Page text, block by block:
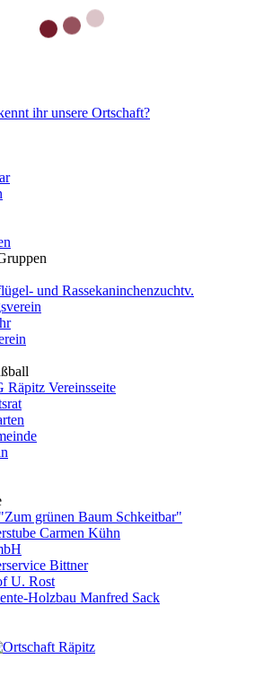
ihr unsere Ortschaft?
und Rassekaninchenzuchtv.
Räpitz Vereinsseite
grünen Baum Schkeitbar"
Carmen Kühn
Bittner
U. Rost
Holzbau Manfred Sack